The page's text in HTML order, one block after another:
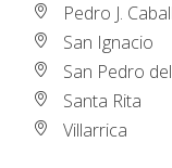
Pedro J.
San Ignacio
San Pedro
Santa Rita
Villarrica